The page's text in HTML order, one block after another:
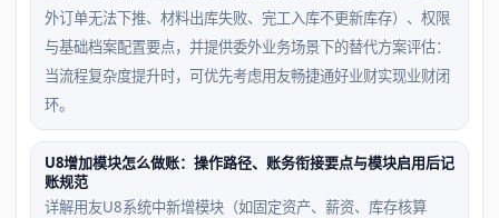
外订单无法下推、材料出库失败、完工入库不更新库存）、权限
与基础档案配置要点，并提供委外业务场景下的替代方案评估：
当流程复杂度提升时，可优先考虑用友畅捷通好业财实现业财闭
环。
U8增加模块怎么做账：操作路径、账务衔接要点与模块启用后记
账规范
详解用友U8系统中新增模块（如固定资产、薪资、库存核算